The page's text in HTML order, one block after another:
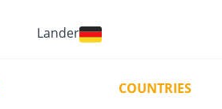
Lander
COUNTRIES